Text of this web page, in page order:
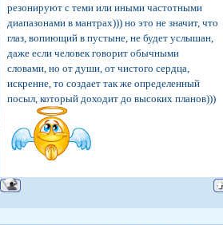
резонируют с теми или иными частотными
диапазонами в мантрах))) но это не значит, что
глаз, вопиющий в пустыне, не будет услышан,
даже если человек говорит обычными
словами, но от души, от чистого сердца,
искренне, то создает так же определенный
посыл, который доходит до высоких планов)))